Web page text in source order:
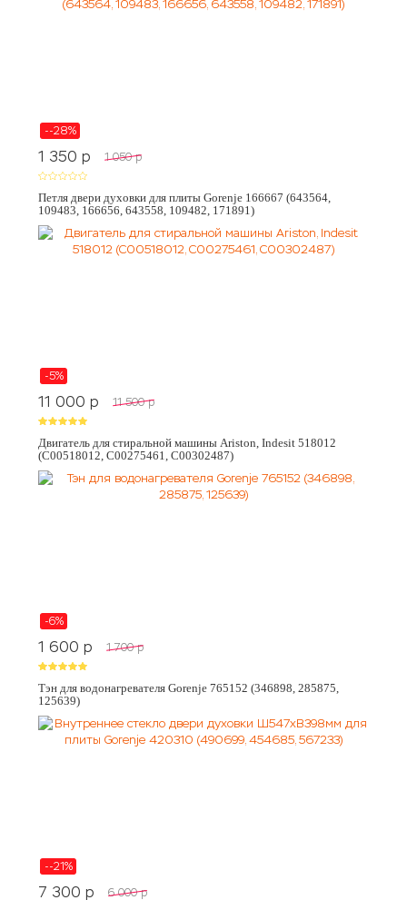
--28%
1 350 p 1 050 p
Петля двери духовки для плиты Gorenje 166667 (643564,
109483, 166656, 643558, 109482, 171891)
-5%
11 000 p 11 500 p
Двигатель для стиральной машины Ariston, Indesit 518012
(C00518012, C00275461, C00302487)
-6%
1 600 p 1 700 p
Тэн для водонагревателя Gorenje 765152 (346898, 285875,
125639)
--21%
7 300 p 6 000 p